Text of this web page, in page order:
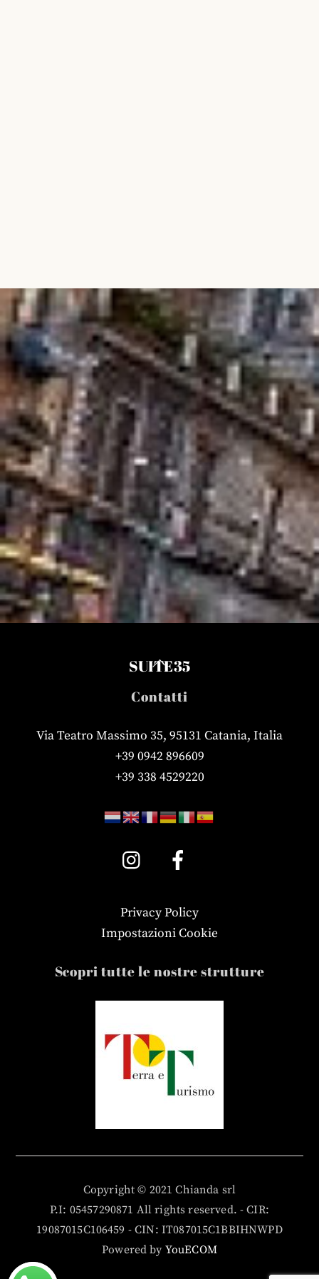
Back
Top
SUITE35
Contatti
Via Teatro Massimo 35, 95131 Catania, Italia
+39 0942 896609
+39 338 4529220
Privacy Policy
Impostazioni Cookie
Scopri tutte le nostre strutture
Copyright © 2021 Chianda srl
P.I: 05457290871 All rights reserved. - CIR:
19087015C106459 - CIN: IT087015C1BBIHNWPD
Powered by YouECOM